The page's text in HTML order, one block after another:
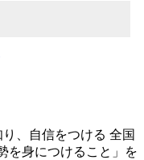
、自信をつける 全国
を身につけること」を